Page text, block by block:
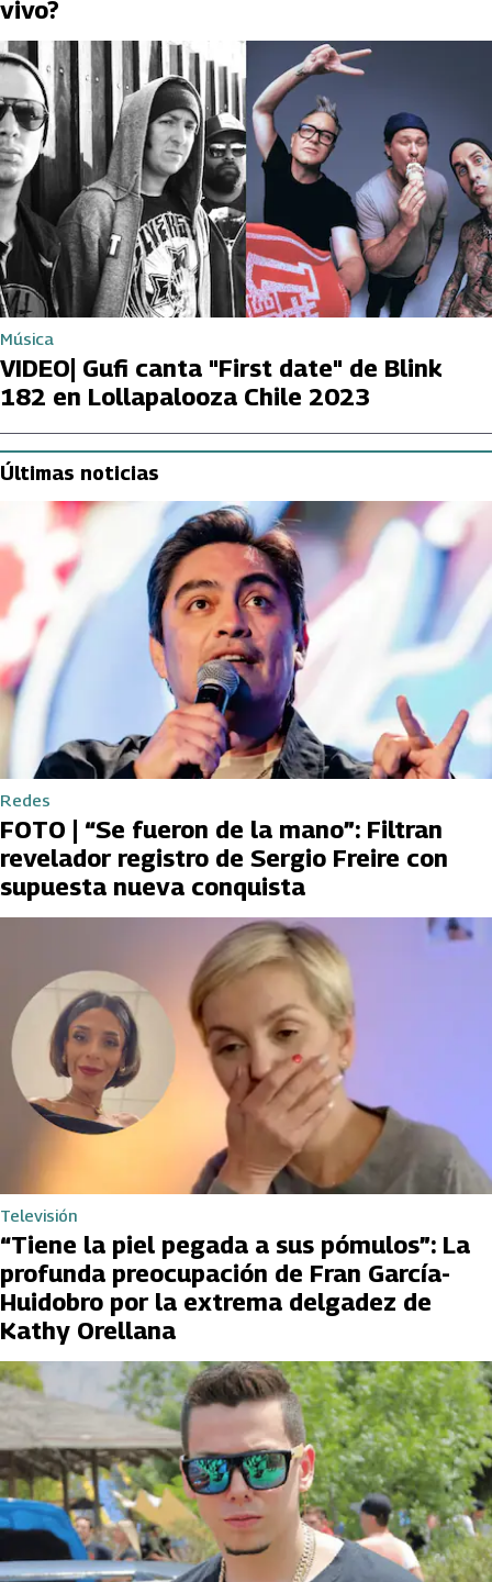
vivo?
Música
VIDEO| Gufi canta "First date" de Blink
182 en Lollapalooza Chile 2023
Últimas noticias
Redes
FOTO | “Se fueron de la mano”: Filtran
revelador registro de Sergio Freire con
supuesta nueva conquista
Televisión
“Tiene la piel pegada a sus pómulos”: La
profunda preocupación de Fran García-
Huidobro por la extrema delgadez de
Kathy Orellana